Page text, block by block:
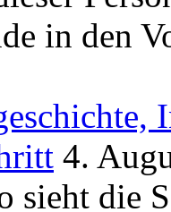
in den
4.
sieht die